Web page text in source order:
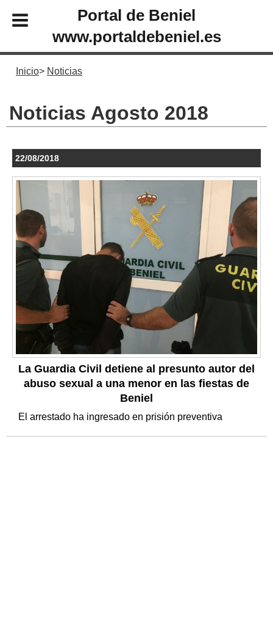
Portal de Beniel
www.portaldebeniel.es
Inicio Noticias
Noticias Agosto 2018
22/08/2018
La Guardia Civil detiene al presunto autor del
abuso sexual a una menor en las fiestas de
Beniel
El arrestado ha ingresado en prisión preventiva